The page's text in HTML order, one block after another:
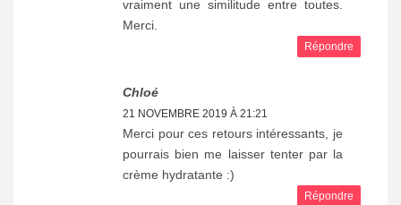
vraiment une similitude entre toutes.
Merci.
Répondre
Chloé
21 NOVEMBRE 2019 À 21:21
Merci pour ces retours intéressants, je
pourrais bien me laisser tenter par la
crème hydratante :)
Répondre